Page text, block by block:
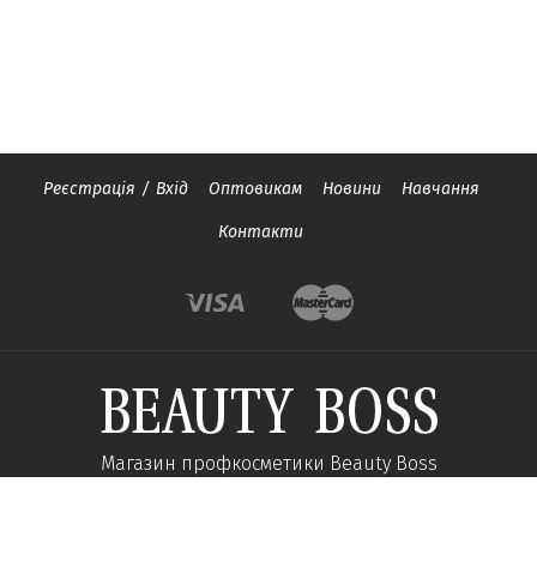
Реєстрація / Вхід Оптовикам Новини Навчання
Контакти
Магазин профкосметики Beauty Boss